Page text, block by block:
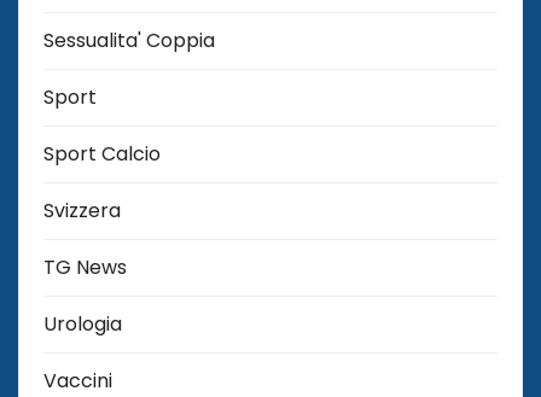
Sessualita' Coppia
Sport
Sport Calcio
Svizzera
TG News
Urologia
Vaccini